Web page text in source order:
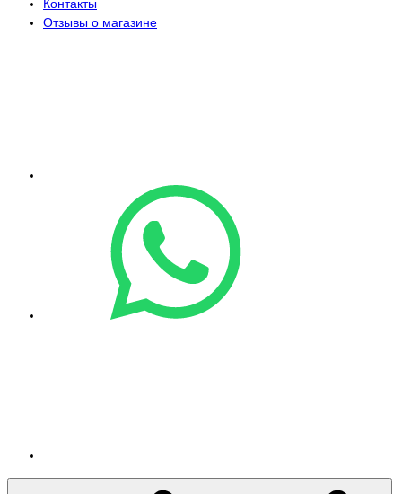
Контакты
Отзывы о магазине